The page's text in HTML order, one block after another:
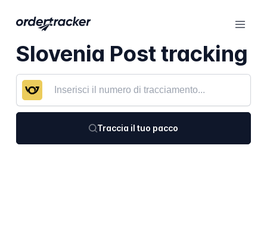
Slovenia Post tracking
Traccia il tuo pacco